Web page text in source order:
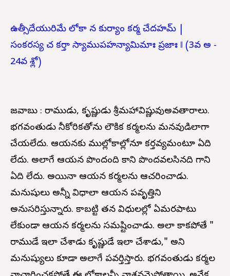
ఉత్సీదేయురిమే లోకా న కుర్యాం కర్మ చేదహమ్ |
సంకరస్య చ కర్తా స్యాముపహన్యామిమాః ప్రజాః ‖ (3వ అ -
24వ శ్లో)
జవాబు : రాముడు, కృష్ణుడు శ్రీమహావిష్ణువుఅవతారాలు.
భగవంతుడు నీకోరికతోను లౌకిక కర్మలను మనవుడిలాగా
చేయలేదు. ఆయనకు ముల్లోకాల్లోనూ కర్తవ్యమంటూ ఏది
లేదు. అలాగే ఆయన పొందంది కాని పొందవలసినది గాని
ఏది లేదు. అయినా ఆయన కర్మలను ఆచరించాడు.
మనుషులు అన్నీ విధాలా ఆయన ప్రవృత్తిని
అనుసరిస్తున్నారు. కాబట్టి తన విధులల్లో ఏమరపాటు
లేకుండా ఆయన కర్మలను సమష్టించాడు. అలా కాకపోతే "
రాముడే ఇలా చేశాడు కృష్ణుడే ఇలా చేశాడు," అని
మనుష్యులు కూడా అలాగే ప్రవర్తిస్తారు. భగవంతుడు కర్మల